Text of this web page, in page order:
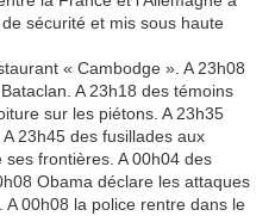
sécurité et mis sous haute
« Cambodge ». A 23h08
A 23h18 des témoins
sur les piétons. A 23h35
23h45 des fusillades aux
frontières. A 00h04 des
Obama déclare les attaques
00h08 la police rentre dans le